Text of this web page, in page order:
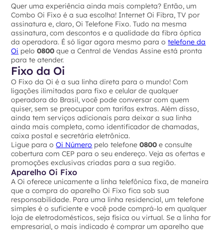
Quer uma experiência ainda mais completa? Então, um
Combo Oi Fixo é a sua escolha! Internet Oi Fibra, TV por
assinatura e, claro, Oi Telefone Fixo. Tudo na mesma
assinatura, com descontos e a qualidade da fibra óptica
da operadora. É só ligar agora mesmo para otelefone da
Oi pelo0800 que a Central de Vendas Assine está pronta
para te atender.
Fixo da Oi
‍O Fixo da Oi é a sua linha direta para o mundo! Com
ligações ilimitadas para fixo e celular de qualquer
operadora do Brasil, você pode conversar com quem
quiser, sem se preocupar com tarifas extras. Além disso,
ainda tem serviços adicionais para deixar a sua linha
ainda mais completa, como identificador de chamadas,
caixa postal e secretária eletrônica.
Ligue para oOi Número pelo telefone0800 e consulte
cobertura com CEP para o seu endereço. Veja as ofertas e
promoções exclusivas criadas para a sua região.
Aparelho Oi Fixo
A Oi oferece unicamente a linha telefônica fixa, de maneira
que a compra do aparelho Oi Fixo fica sob sua
responsabilidade. Para uma linha residencial, um telefone
simples é o suficiente e você pode comprá-lo em qualquer
loja de eletrodomésticos, seja física ou virtual. Se a linha for
empresarial, o mais indicado é comprar um aparelho que